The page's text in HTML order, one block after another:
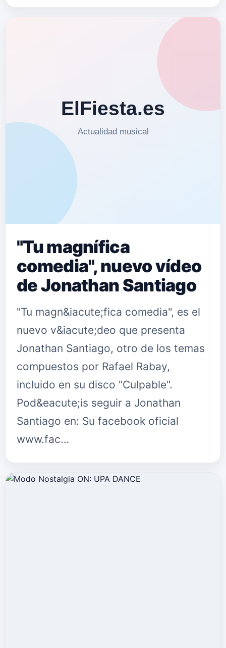
"Tu magnífica
comedia", nuevo vídeo
de Jonathan Santiago
"Tu magn&iacute;fica comedia", es el
nuevo v&iacute;deo que presenta
Jonathan Santiago, otro de los temas
compuestos por Rafael Rabay,
incluido en su disco "Culpable".
Pod&eacute;is seguir a Jonathan
Santiago en: Su facebook oficial
www.fac…